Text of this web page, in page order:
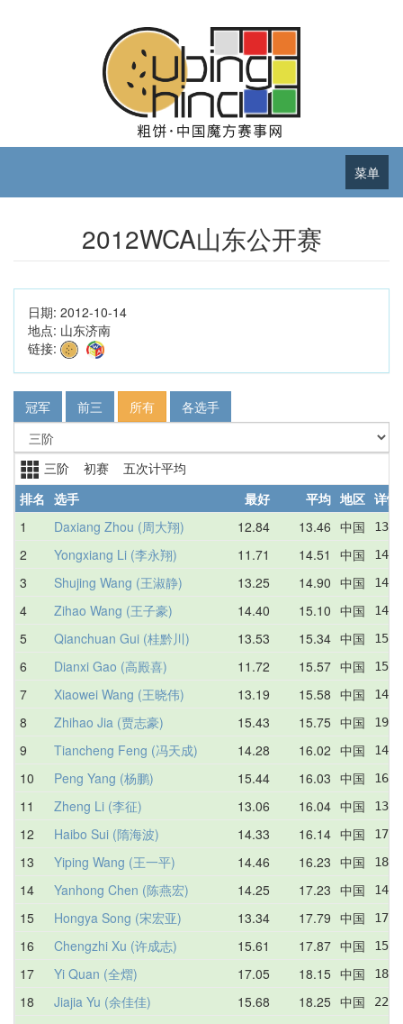
菜单
2012WCA山东公开赛
日期: 2012-10-14
地点: 山东济南
链接:
冠军 前三 所有 各选手
三阶 初赛 五次计平均
排名 选手 最好 平均 地区 详情
1
Daxiang Zhou (周大翔) 12.84 13.46 中国
2 Yongxiang Li (李永翔) 11.71 14.51 中国
3 Shujing Wang (王淑静) 13.25 14.90 中国
4 Zihao Wang (王子豪) 14.40 15.10 中国
5 Qianchuan Gui (桂黔川) 13.53 15.34 中国
6 Dianxi Gao (高殿喜) 11.72 15.57 中国
7 Xiaowei Wang (王晓伟) 13.19 15.58 中国
8 Zhihao Jia (贾志豪) 15.43 15.75 中国
9 Tiancheng Feng (冯天成) 14.28 16.02 中国
10 Peng Yang (杨鹏) 15.44 16.03 中国
11 Zheng Li (李征) 13.06 16.04 中国
12 Haibo Sui (隋海波) 14.33 16.14 中国
13 Yiping Wang (王一平) 14.46 16.23 中国
14 Yanhong Chen (陈燕宏) 14.25 17.23 中国
15 Hongya Song (宋宏亚) 13.34 17.79 中国
16 Chengzhi Xu (许成志) 15.61 17.87 中国
17 Yi Quan (全熠) 17.05 18.15 中国
18 Jiajia Yu (余佳佳) 15.68 18.25 中国